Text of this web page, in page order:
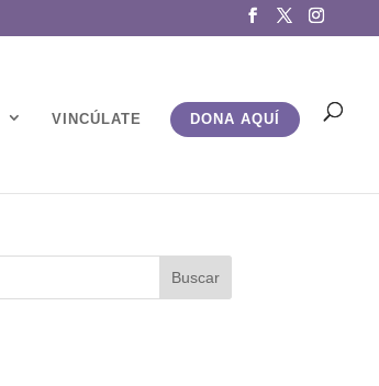
VINCÚLATE DONA AQUÍ